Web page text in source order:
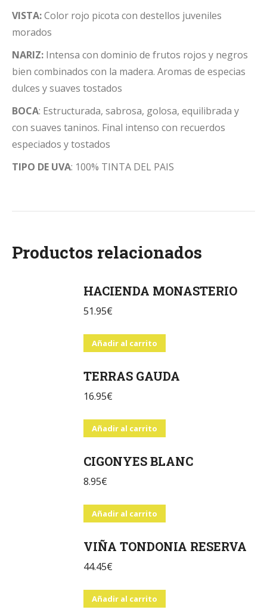
VISTA:Color rojo picota con destellos juveniles
morados
NARIZ: Intensa con dominio de frutos rojos y negros
bien combinados con la madera. Aromas de especias
dulces y suaves tostados
BOCA: Estructurada, sabrosa, golosa, equilibrada y
con suaves taninos. Final intenso con recuerdos
especiados y tostados
TIPO DE UVA: 100% TINTA DEL PAIS
Productos relacionados
HACIENDA MONASTERIO
51.95€
Añadir al carrito
TERRAS GAUDA
16.95€
Añadir al carrito
CIGONYES BLANC
8.95€
Añadir al carrito
VIÑA TONDONIA RESERVA
44.45€
Añadir al carrito